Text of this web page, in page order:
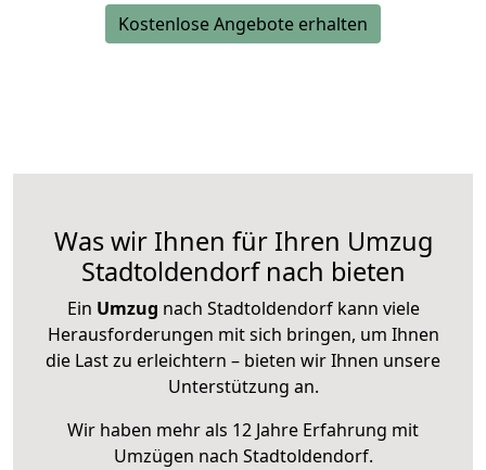
Kostenlose Angebote erhalten
Was wir Ihnen für Ihren Umzug
Stadtoldendorf nach bieten
Ein Umzug nach Stadtoldendorf kann viele
Herausforderungen mit sich bringen, um Ihnen
die Last zu erleichtern – bieten wir Ihnen unsere
Unterstützung an.
Wir haben mehr als 12 Jahre Erfahrung mit
Umzügen nach Stadtoldendorf.